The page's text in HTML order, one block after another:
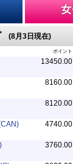
(8月3日現在)
ポイント
13450.00
8160.00
8120.00
4740.00
3760.00